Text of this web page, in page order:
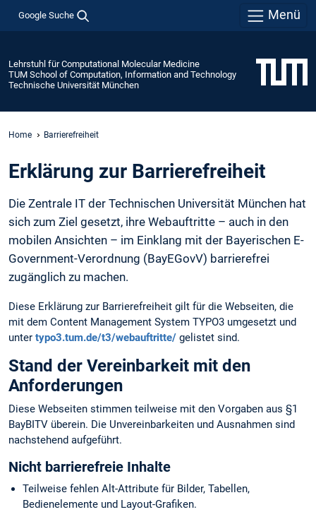
Google Suche Menü
Lehrstuhl für Computational Molecular Medicine
TUM School of Computation, Information and Technology
Technische Universität München
Home Barrierefreiheit
Erklärung zur Barrierefreiheit
Die Zentrale IT der Technischen Universität München hat
sich zum Ziel gesetzt, ihre Webauftritte – auch in den
mobilen Ansichten – im Einklang mit der Bayerischen E-
Government-Verordnung (BayEGovV) barrierefrei
zugänglich zu machen.
Diese Erklärung zur Barrierefreiheit gilt für die Webseiten, die
mit dem Content Management System TYPO3 umgesetzt und
unter typo3.tum.de/t3/webauftritte/ gelistet sind.
Stand der Vereinbarkeit mit den
Anforderungen
Diese Webseiten stimmen teilweise mit den Vorgaben aus §1
BayBITV überein. Die Unvereinbarkeiten und Ausnahmen sind
nachstehend aufgeführt.
Nicht barrierefreie Inhalte
Teilweise fehlen Alt-Attribute für Bilder, Tabellen,
Bedienelemente und Layout-Grafiken.